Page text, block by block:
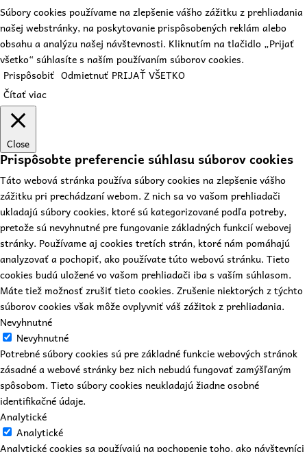
Súbory cookies používame na zlepšenie vášho zážitku z prehliadania
našej webstránky, na poskytovanie prispôsobených reklám alebo
obsahu a analýzu našej návštevnosti. Kliknutím na tlačidlo „Prijať
všetko“ súhlasíte s naším používaním súborov cookies.
Prispôsobiť Odmietnuť PRIJAŤ VŠETKO
Čítať viac
Close
Prispôsobte preferencie súhlasu súborov cookies
Táto webová stránka používa súbory cookies na zlepšenie vášho
zážitku pri prechádzaní webom. Z nich sa vo vašom prehliadači
ukladajú súbory cookies, ktoré sú kategorizované podľa potreby,
pretože sú nevyhnutné pre fungovanie základných funkcií webovej
stránky. Používame aj cookies tretích strán, ktoré nám pomáhajú
analyzovať a pochopiť, ako používate túto webovú stránku. Tieto
cookies budú uložené vo vašom prehliadači iba s vaším súhlasom.
Máte tiež možnosť zrušiť tieto cookies. Zrušenie niektorých z týchto
súborov cookies však môže ovplyvniť váš zážitok z prehliadania.
Nevyhnutné
Nevyhnutné
Potrebné súbory cookies sú pre základné funkcie webových stránok
zásadné a webové stránky bez nich nebudú fungovať zamýšľaným
spôsobom. Tieto súbory cookies neukladajú žiadne osobné
identifikačné údaje.
Analytické
Analytické
Analytické cookies sa používajú na pochopenie toho, ako návštevníci